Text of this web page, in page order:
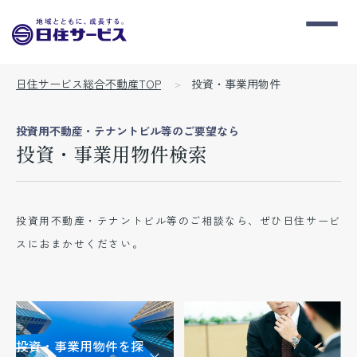
日住サービス総合不動産TOP 投資・事業用物件
投資用不動産・テナントビル等のご要望なら
投資・事業用物件検索
投資用不動産・テナントビル等のご相談なら、ぜひ日住サービ
スにおまかせください。
投資・事業用物件を探